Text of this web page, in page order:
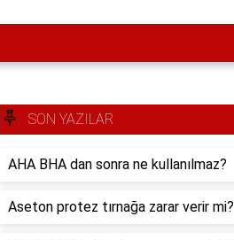
SON YAZILAR
AHA BHA dan sonra ne kullanılmaz?
Aseton protez tırnağa zarar verir mi?